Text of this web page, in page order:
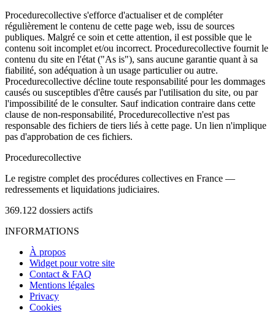
Procedurecollective s'efforce d'actualiser et de compléter
régulièrement le contenu de cette page web, issu de sources
publiques. Malgré ce soin et cette attention, il est possible que le
contenu soit incomplet et/ou incorrect. Procedurecollective fournit le
contenu du site en l'état ("As is"), sans aucune garantie quant à sa
fiabilité, son adéquation à un usage particulier ou autre.
Procedurecollective décline toute responsabilité pour les dommages
causés ou susceptibles d'être causés par l'utilisation du site, ou par
l'impossibilité de le consulter. Sauf indication contraire dans cette
clause de non-responsabilité, Procedurecollective n'est pas
responsable des fichiers de tiers liés à cette page. Un lien n'implique
pas d'approbation de ces fichiers.
Procedurecollective
Le registre complet des procédures collectives en France —
redressements et liquidations judiciaires.
369.122 dossiers actifs
INFORMATIONS
À propos
Widget pour votre site
Contact & FAQ
Mentions légales
Privacy
Cookies